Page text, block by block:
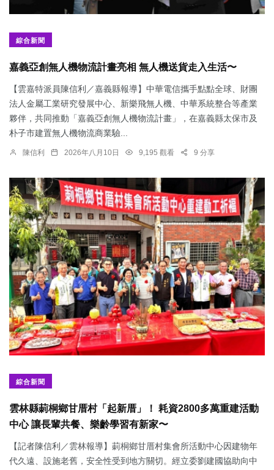
綜合新聞
嘉義亞創無人機物流計畫亮相 無人機送貨走入生活〜
【雲嘉特派員陳信利／嘉義縣報導】中華電信攜手點點全球、財團
法人金屬工業研究發展中心、新樂飛無人機、中華系統整合等產業
夥伴，共同推動「嘉義亞創無人機物流計畫」，在嘉義縣太保市及
朴子市建置無人機物流商業驗...
陳信利 2026年八月10日 9,195 觀看 9 分享
綜合新聞
雲林縣莿桐鄉甘厝村「起新厝」！ 耗資2800多萬重建活動
中心 讓長輩共餐、樂齡學習有新家〜
【記者陳信利／雲林報導】莿桐鄉甘厝村集會所活動中心因建物年
代久遠、設施老舊，安全性受到地方關切。經立委劉建國協助向中